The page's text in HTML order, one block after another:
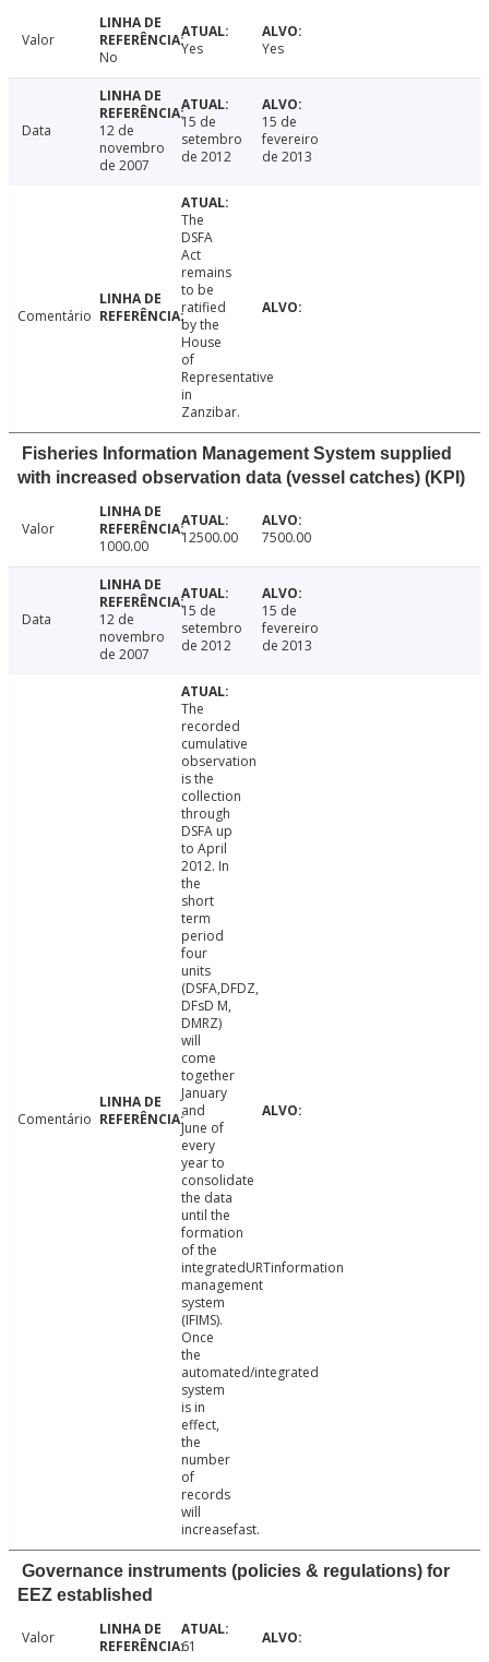
Valor
No
Yes Yes
Data
12 de
novembro
de 2007
15 de
setembro
de 2012
15 de
fevereiro
de 2013
Comentário
The
DSFA
Act
remains
to be
ratified
by the
House
of
Representative
in
Zanzibar.
Fisheries Information Management System supplied
with increased observation data (vessel catches) (KPI)
Valor
1000.00
12500.00 7500.00
Data
12 de
novembro
de 2007
15 de
setembro
de 2012
15 de
fevereiro
de 2013
Comentário
The
recorded
cumulative
observation
is the
collection
through
DSFA up
to April
2012. In
the
short
term
period
four
units
(DSFA,DFDZ,
DFsD M,
DMRZ)
will
come
together
January
and
June of
every
year to
consolidate
the data
until the
formation
of the
integratedURTinformation
management
system
(IFIMS).
Once
the
automated/integrated
system
is in
effect,
the
number
of
records
will
increasefast.
Governance instruments (policies & regulations) for
EEZ established
Valor 61